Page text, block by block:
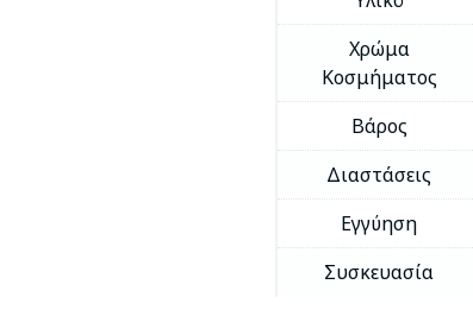
Χρώμα
Κοσμήματος
Βάρος
Διαστάσεις
Εγγύηση
Συσκευασία